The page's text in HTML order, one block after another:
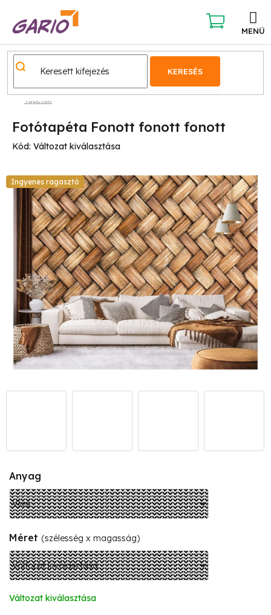
KERESÉS
KOSÁR
Tapéták
Fotótapéta Fonott fonott fonott
Kód: Változat kiválasztása
Ingyenes ragasztó
Anyag
Méret (szélesség x magasság)
Változat kiválasztása